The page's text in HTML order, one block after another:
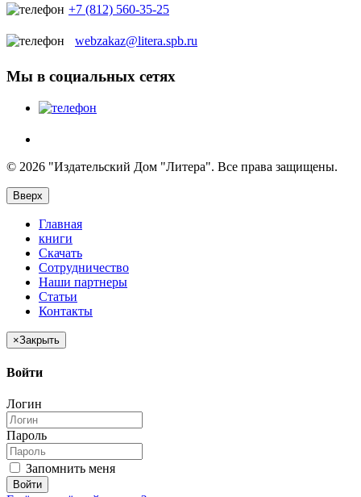
+7 (812) 560-35-25
webzakaz@litera.spb.ru
Мы в социальных сетях
© 2026 "Издательский Дом "Литера". Все права защищены.
Вверх
Главная
книги
Скачать
Сотрудничество
Наши партнеры
Статьи
Контакты
×Закрыть
Войти
Логин
Пароль
Запомнить меня
Войти